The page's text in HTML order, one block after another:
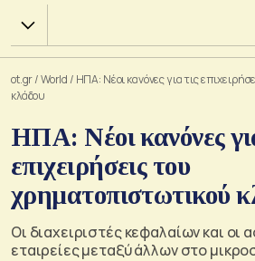
Χ.Α.
ot.gr/World / ΗΠΑ: Νέοι κανόνες για τις
κλάδου
ΗΠΑ: Νέοι κανόνες
επιχειρήσεις του
χρηματοπιστωτικού
Οι διαχειριστές κεφαλαίων και οι
εταιρείες μεταξύ άλλων στο